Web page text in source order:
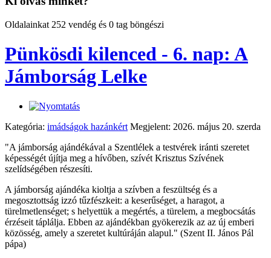
Oldalainkat 252 vendég és 0 tag böngészi
Pünkösdi kilenced - 6. nap: A
Jámborság Lelke
Kategória: imádságok hazánkért Megjelent: 2026. május 20. szerda
"A jámborság ajándékával a Szentlélek a testvérek iránti szeretet
képességét újítja meg a hívőben, szívét Krisztus Szívének
szelídségében részesíti.
A jámborság ajándéka kioltja a szívben a feszültség és a
megosztottság izzó tűzfészkeit: a keserűséget, a haragot, a
türelmetlenséget; s helyettük a megértés, a türelem, a megbocsátás
érzéseit táplálja. Ebben az ajándékban gyökerezik az az új emberi
közösség, amely a szeretet kultúráján alapul." (Szent II. János Pál
pápa)